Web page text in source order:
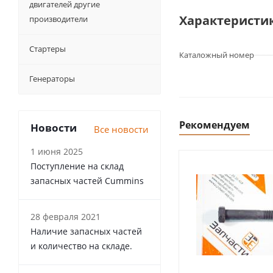
Каталожный номер
Рекомендуем
двигателей другие
производители
Стартеры
Генераторы
Новости Все новости
1 июня 2025
Поступление на склад
запасных частей Cummins
28 февраля 2021
Наличие запасных частей
и количество на складе.